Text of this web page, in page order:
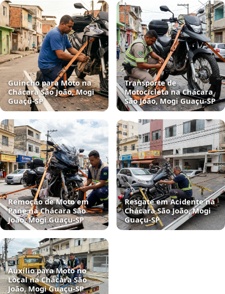
Guincho para Moto na
Chácara São João, Mogi
Guaçu‑SP
Transporte de
Motocicleta na Chácara
São João, Mogi Guaçu‑SP
Remoção de Moto em
Pane na Chácara São
João, Mogi Guaçu‑SP
Resgate em Acidente na
Chácara São João, Mogi
Guaçu‑SP
Auxílio para Moto no
Local na Chácara São
João, Mogi Guaçu‑SP